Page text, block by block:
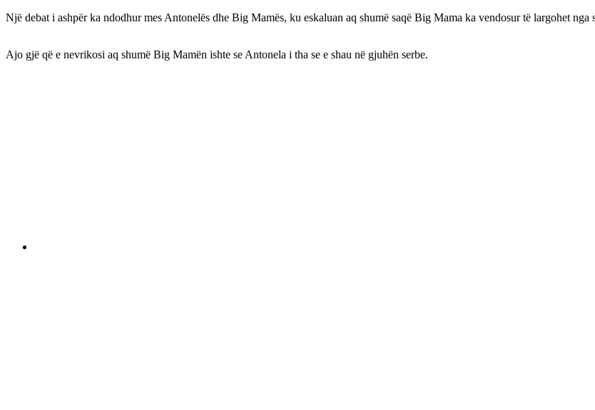
Një debat i ashpër ka ndodhur mes Antonelës dhe Big Mamës, ku eskaluan aq shumë saqë Big Mama ka vendosur të largohet
Ajo gjë që e nevrikosi aq shumë Big Mamën ishte se Antonela i tha se e shau në gjuhën serbe.